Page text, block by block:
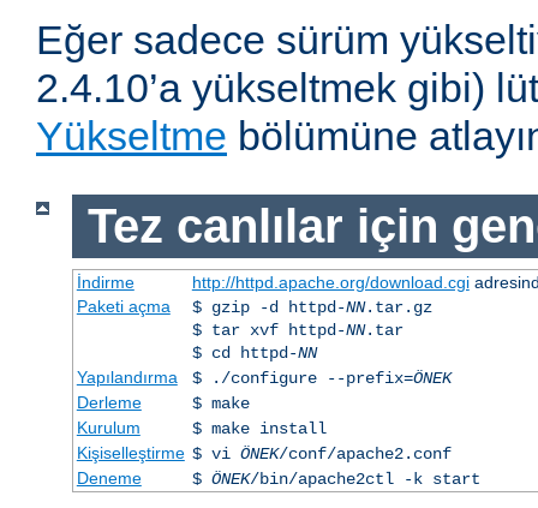
Eğer sadece sürüm
2.4.10’a yükseltmek gibi)
Yükseltme bölümüne
Tez canlılar için
İndirme http://httpd.apache.org/download.cgi
Paketi açma
$ gzip -d httpd-NN.tar.gz
$ tar xvf httpd-NN.tar
$ cd httpd-NN
Yapılandırma
$ ./configure --prefix=ÖNEK
Derleme
$ make
Kurulum
$ make install
Kişiselleştirme $ vi ÖNEK/conf/apache2.conf
Deneme
$ ÖNEK/bin/apache2ctl -k start